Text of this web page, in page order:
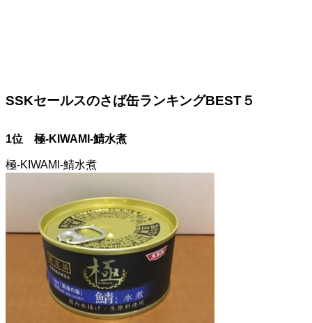
SSKセールスのさば缶ランキングBEST５
1位 極-KIWAMI-鯖水煮
極-KIWAMI-鯖水煮